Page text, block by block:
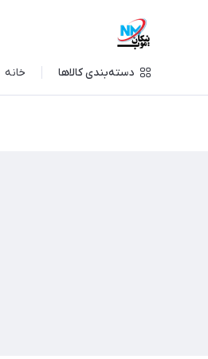
دسته‌بندی کالاها خانه